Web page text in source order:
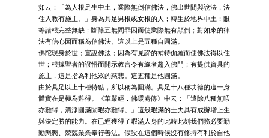
如云：「為人根足生中土，業際無倒信佛法，佛出世間與說法，法
住入教有施主。」身為具足男根或女根的人；轉生於地界中土；眼
等諸根完整無缺；斷除五無間罪因而使業際無有顛倒；對如來的律
法有信心因而稱為信佛法。這以上是五種自圓滿。
佛陀現身於世；宣說佛法；因為有見諦的補特伽羅而使佛法得以住
世；根據聖者的證悟而開示教言令有緣者趨入佛門；有提供資具的
施主，這是指為利他眾的慈悲。這五種是他圓滿。
由於具足以上十種特點，所以稱為圓滿。具足十八種功德的這一身
體實在是極為難得。《華嚴經．佛暖處傳》中云：「遣除八種無暇
亦難得，清淨圓滿閒暇亦難得。」這般暇滿的士夫具有成辦增上生
與決定勝的能力。在已經獲得了暇滿人身的此時此刻我們務必要勤
勤懇懇、兢兢業業奉行善法。假設在這個時候沒有修持有利於自他